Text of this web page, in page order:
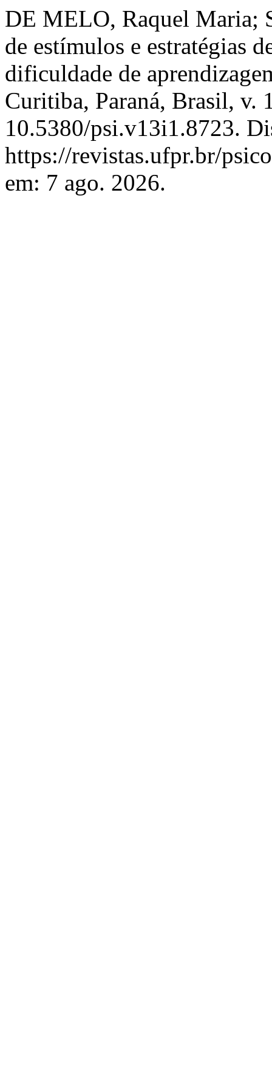
DE MELO, Raquel Maria;
de estímulos e estratégias
dificuldade de
Curitiba, Paraná, Brasil, v.
10.5380/psi.v13i1.8723.
https://revistas.ufpr.br/
em: 7 ago. 2026.